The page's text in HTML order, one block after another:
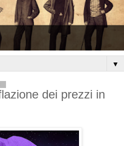
▼
dei prezzi in